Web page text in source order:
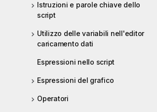
Istruzioni e parole chiave dello
script
Utilizzo delle variabili nell'editor
caricamento dati
Espressioni nello script
Espressioni del grafico
Operatori